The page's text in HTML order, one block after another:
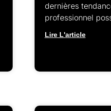
dernières
professionnel
Lire L'article